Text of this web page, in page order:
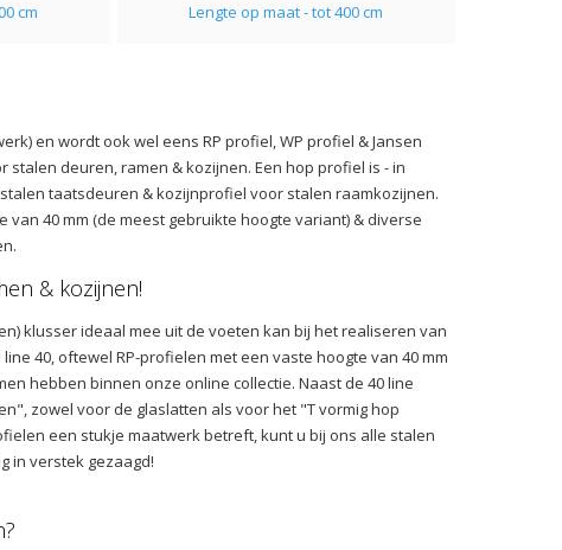
cm Lengte op maat - tot 400 cm
en wordt ook wel eens RP profiel, WP profiel & Jansen
deuren, ramen & kozijnen. Een hop profiel is - in
taatsdeuren & kozijnprofiel voor stalen raamkozijnen.
van 40 mm (de meest gebruikte hoogte variant) & diverse
& kozijnen!
klusser ideaal mee uit de voeten kan bij het realiseren van
40, oftewel RP-profielen met een vaste hoogte van 40 mm
hebben binnen onze online collectie. Naast de 40 line
zowel voor de glaslatten als voor het "T vormig hop
een stukje maatwerk betreft, kunt u bij ons alle stalen
in verstek gezaagd!